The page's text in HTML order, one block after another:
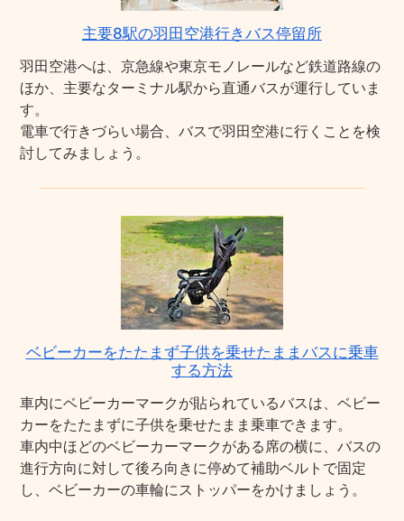
主要8駅の羽田空港行きバス停留所
羽田空港へは、京急線や東京モノレールなど鉄道路線の
ほか、主要なターミナル駅から直通バスが運行していま
す。
電車で行きづらい場合、バスで羽田空港に行くことを検
討してみましょう。
ベビーカーをたたまず子供を乗せたままバスに乗車
する方法
車内にベビーカーマークが貼られているバスは、ベビー
カーをたたまずに子供を乗せたまま乗車できます。
車内中ほどのベビーカーマークがある席の横に、バスの
進行方向に対して後ろ向きに停めて補助ベルトで固定
し、ベビーカーの車輪にストッパーをかけましょう。